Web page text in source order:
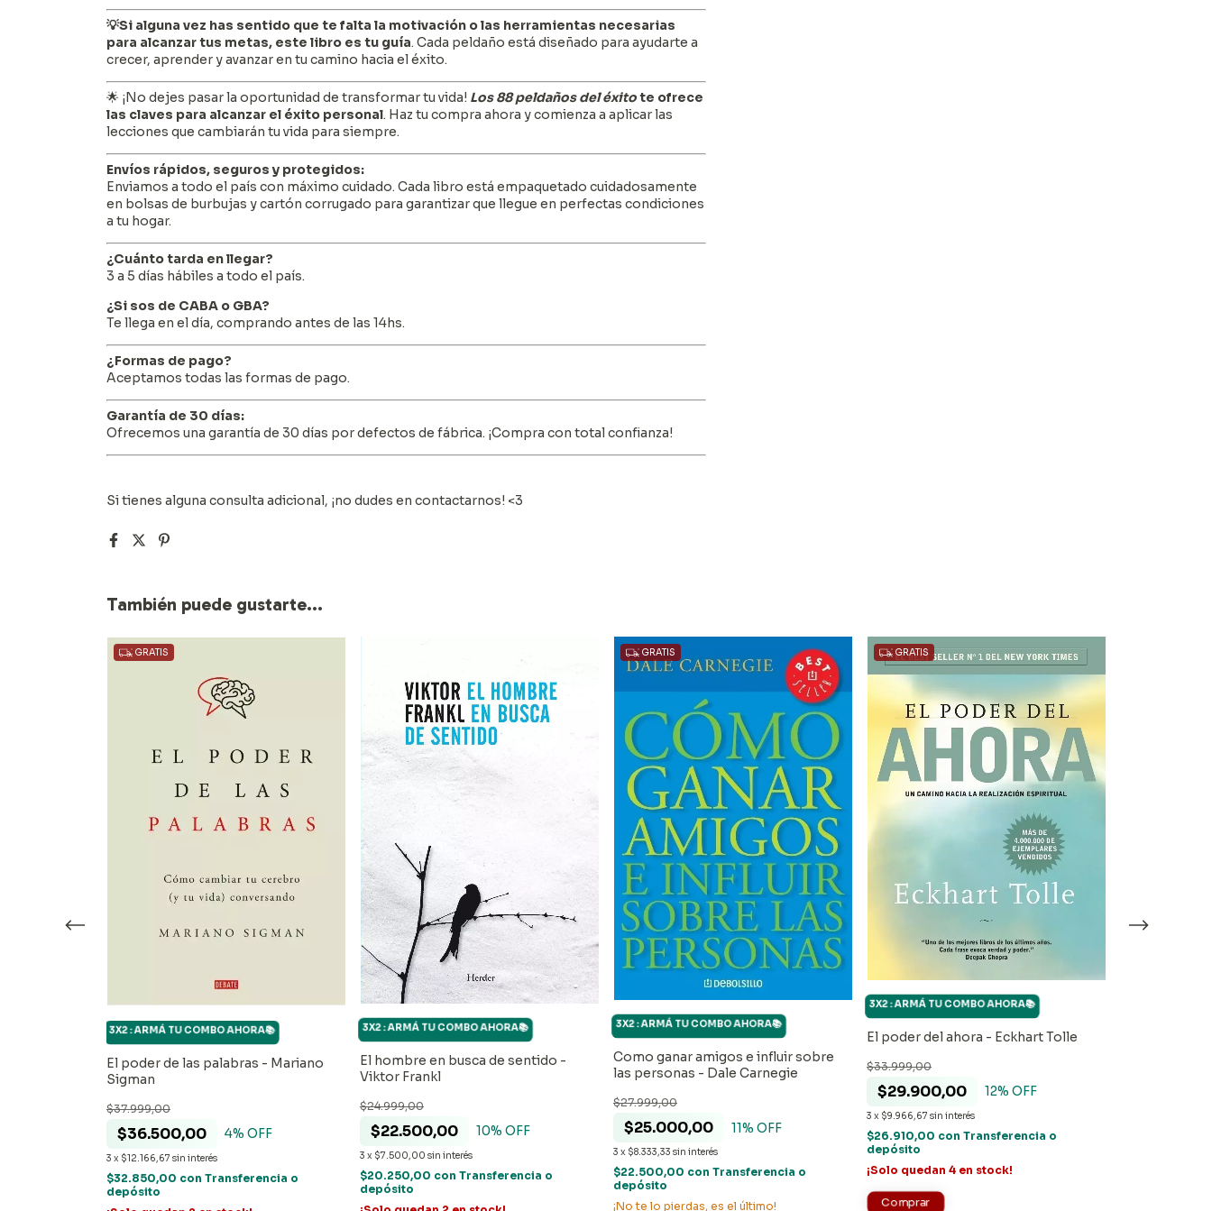
💡Si alguna vez has sentido que te falta la motivación o las herramientas necesarias
para alcanzar tus metas, este libro es tu guía. Cada peldaño está diseñado para ayudarte a
crecer, aprender y avanzar en tu camino hacia el éxito.
🌟 ¡No dejes pasar la oportunidad de transformar tu vida! Los 88 peldaños del éxitote ofrece
las claves para alcanzar el éxito personal. Haz tu compra ahora y comienza a aplicar las
lecciones que cambiarán tu vida para siempre.
Envíos rápidos, seguros y protegidos:
Enviamos a todo el país con máximo cuidado. Cada libro está empaquetado cuidadosamente
en bolsas de burbujas y cartón corrugado para garantizar que llegue en perfectas condiciones
a tu hogar.
¿Cuánto tarda en llegar?
3 a 5 días hábiles a todo el país.
¿Si sos de CABA o GBA?
Te llega en el día, comprando antes de las 14hs.
¿Formas de pago?
Aceptamos todas las formas de pago.
Garantía de 30 días:
Ofrecemos una garantía de 30 días por defectos de fábrica. ¡Compra con total confianza!
Si tienes alguna consulta adicional, ¡no dudes en contactarnos! <3
También puede gustarte...
GRATIS
El poder de las palabras - Mariano
Sigman
$36.500,00
$37.999,00
4% OFF
3 x $12.166,67 sin interés
3X2 : ARMÁ TU COMBO AHORA📚
$32.850,00 con Transferencia o
depósito
El hombre en busca de sentido -
Viktor Frankl
$22.500,00
$24.999,00
10% OFF
3 x $7.500,00 sin interés
3X2 : ARMÁ TU COMBO AHORA📚
$20.250,00 con Transferencia o
depósito
GRATIS
Como ganar amigos e influir sobre
las personas - Dale Carnegie
$25.000,00
$27.999,00
11% OFF
3 x $8.333,33 sin interés
3X2 : ARMÁ TU COMBO AHORA📚
$22.500,00 con Transferencia o
depósito
¡No te lo pierdas, es el último!
GRATIS
El poder del ahora - Eckhart Tolle
$29.900,00
$33.999,00
12% OFF
3 x $9.966,67 sin interés
3X2 : ARMÁ TU COMBO AHORA📚
$26.910,00 con Transferencia o
depósito
¡Solo quedan 4 en stock!